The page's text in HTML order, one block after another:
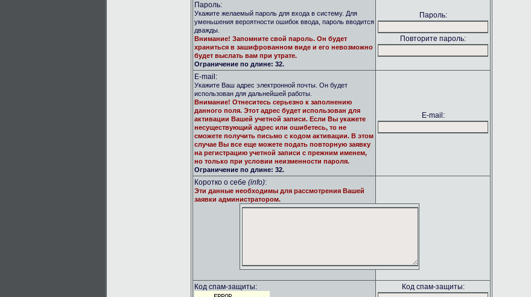
Пароль:
Укажите желаемый пароль для входа в систему. Для
уменьшения вероятности ошибок ввода, пароль вводится
дважды.
Внимание! Запомните свой пароль. Он будет
храниться в зашифрованном виде и его невозможно
будет выслать вам при утрате.
Ограничение по длине: 32.
Пароль:
Повторите пароль:
E-mail:
Укажите Ваш адрес электронной почты. Он будет
использован для дальнейшей работы.
Внимание! Отнеситесь серьезно к заполнению
данного поля. Этот адрес будет использован для
активации Вашей учетной записи. Если Вы укажете
несуществующий адрес или ошибетесь, то не
сможете получить письмо с кодом активации. В этом
случае Вы все еще можете подать повторную заявку
на регистрацию учетной записи с прежним именем,
но только при условии неизменности пароля.
Ограничение по длине: 32.
E-mail:
Коротко о себе (info):
Эти данные необходимы для рассмотрения Вашей
заявки администратором.
Код спам-защиты: Код спам-защиты: